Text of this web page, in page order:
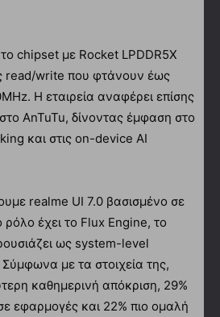
chipset με Rocket LPDDR5X
read/write που φτάνουν έως
Η εταιρεία αναφέρει επίσης
AnTuTu, δίνοντας έμφαση στο
και στις on-device AI
realme UI 7.0 βασισμένο σε
έχει το Flux Engine, το
ως system-level
με τα στοιχεία της,
καθημερινή απόκριση, 29%
εφαρμογές και 22% πιο ομαλή